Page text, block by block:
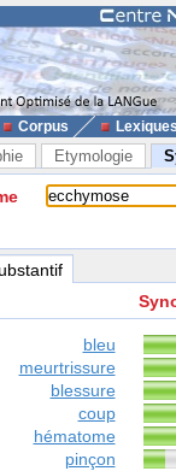
Corpus
Etymologie
bleu
meurtrissure
blessure
coup
hématome
pinçon